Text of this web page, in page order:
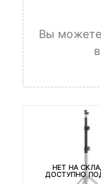
Вы
НЕТ НА
ДОСТУПНО